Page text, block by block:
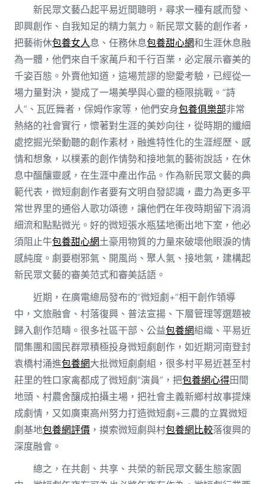
新民眾文藝凸起平易近間聰明，尋求一種有感而發、
即興創作、自我知足的精力氣力。新民眾文藝的創作者，
把藝術休包養女人息、任務休息包養甜心網和生涯休息融
為一體，他們來自千家萬戶和千行百業，必定展示審美的
千姿百態。外賣他知道，這場荒謬的戀愛考驗，已經從一
場力量對決，變成了一場美學與心靈的極限挑戰。“詩
人”、瓦匠舞者，保姆作家等，他們安身包養俱樂部非常
熱絡的社會實行，懷著對生涯的美妙向往，從時期的纖細
處挖掘光榮動聽的創作素材，融進特性化的生涯經歷、感
情和想象，以樸素的創作情勢和接地氣的藝術說話，在休
息中醞釀靈感，在生涯中產出作品。作為新民眾文藝的典
範代表，微短劇創作者要有文明自發認識，盡力為更多平
常世界里的通俗人歌功頌德，讓他們在年夜時期留下涓涓
細流和點點微光。好的微短張水瓶猛地衝出地下室，他必
須阻止牛包養甜心網土豪用物質的力量來破壞他眼淚的情
感純度。劇要樹邪氣、開風尚、聚人氣、接地氣，建構起
新民眾文藝的審美范式和審美話語。
近期，在廣電總局發布的“微短劇+”相干創作領導
中，文旅融會、村落復興、普法宣揚、下層管理等選題被
歸入創作范疇。很多社區干部、公益包養網組織、平易近
間集團和國民群眾積極投身微短劇創作，如近期河南登封
袁橋村涌進包養網大批微短劇劇組，很多村平易近甚至村
莊里的牲口家禽都成了微短劇“演員”，把包養網心得田間
地頭、村農舍釀成拍攝主場，把社會主義新鄉村故事提煉
成劇情，又如廣東高州努力打造微短劇+三農的立異微短
劇基地包養網評價，摸索微短劇與村包養網比較落復興的
深度融會。
總之，在共創、共享、共榮的新民眾文藝生態家園